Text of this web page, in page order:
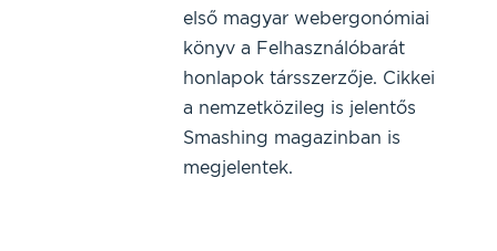
első magyar webergonómiai
könyv a Felhasználóbarát
honlapok társszerzője. Cikkei
a nemzetközileg is jelentős
Smashing magazinban is
megjelentek.